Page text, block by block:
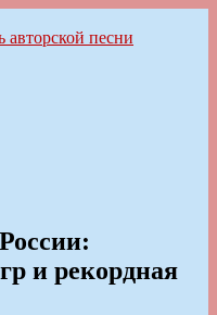
и рекордная